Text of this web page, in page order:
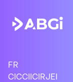
FR
CICCII CIRJEI